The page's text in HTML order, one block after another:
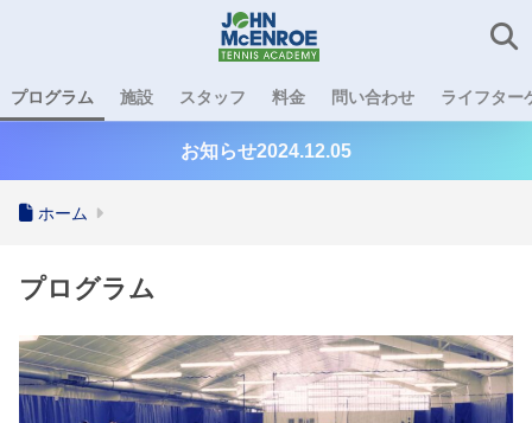
プログラム 施設 スタッフ 料金 問い合わせ ライフター
お知らせ2024.12.05
ホーム
プログラム